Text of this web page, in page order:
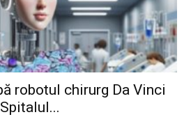
robotul chirurg Da Vinci